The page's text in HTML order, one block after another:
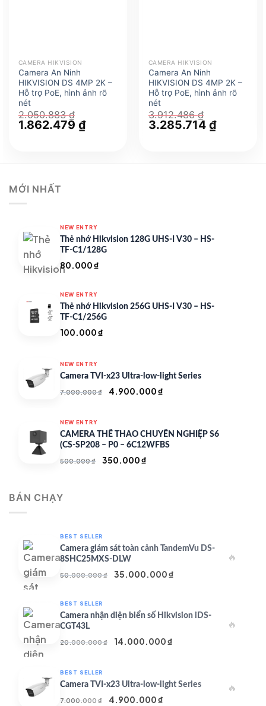
CAMERA HIKVISION
Camera An Ninh
HIKVISION DS 4MP 2K –
Hỗ trợ PoE, hình ảnh rõ
nét
2.050.883₫
Giá
gốc
1.862.479 ₫Giá
hiện
CAMERA HIKVISION
Camera An Ninh
HIKVISION DS 4MP 2K –
Hỗ trợ PoE, hình ảnh rõ
nét
3.912.486₫
Giá
gốc
3.285.714 ₫Giá
hiện
MỚI NHẤT
NEW ENTRY
Thẻ nhớ Hikvision 128G UHS-I V30 – HS-
TF-C1/128G
80.000₫
NEW ENTRY
Thẻ nhớ Hikvision 256G UHS-I V30 – HS-
TF-C1/256G
100.000₫
NEW ENTRY
Camera TVI-x23 Ultra-low-light Series
7.000.000₫
Giá
7.000.000 ₫.
4.900.000₫
là:
4.900.000 ₫.
NEW ENTRY
CAMERA THỂ THAO CHUYÊN NGHIỆP S6
(CS-SP208 – P0 – 6C12WFBS
500.000₫
Giá
350.000₫
BÁN CHẠY
BEST SELLER
Camera giám sát toàn cảnh TandemVu DS-
8SHC25MXS-DLW
50.000.000₫
Giá
50.000.000 ₫.
35.000.000₫
là:
35.000.000 ₫.
🔥
BEST SELLER
Camera nhận diện biển số Hikvision iDS-
CGT43L
20.000.000₫
Giá
20.000.000 ₫.
14.000.000₫
là:
14.000.000 ₫.
🔥
BEST SELLER
Camera TVI-x23 Ultra-low-light Series
7.000.000₫
Giá
4.900.000₫
🔥